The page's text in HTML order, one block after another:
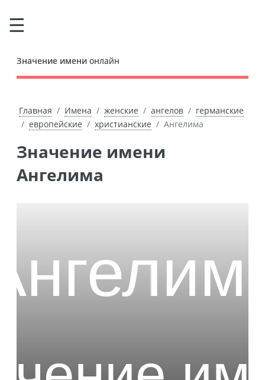
Значение имени онлайн
Главная Имена женские ангелов
германские
европейские
христианские Ангелима
Значение имени
Ангелима